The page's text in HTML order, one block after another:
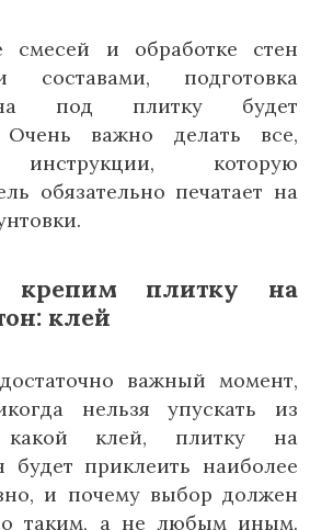
смесей и обработке стен
составами, подготовка
под плитку будет
Очень важно делать все,
инструкции, которую
обязательно печатает на
крепим плитку на
клей
важный момент,
нельзя упускать из
клей, плитку на
будет приклеить наиболее
и почему выбор должен
таким, а не любым иным.